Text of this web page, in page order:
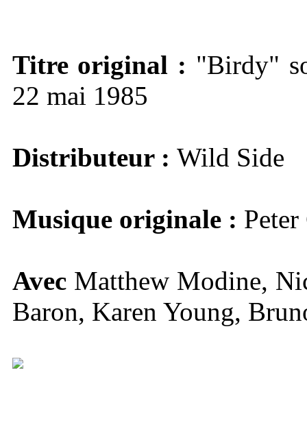
Titre original : "Birdy"
22 mai 1985
Distributeur : Wild Side
Musique originale :
AvecMatthew Modine,
Baron, Karen Young,